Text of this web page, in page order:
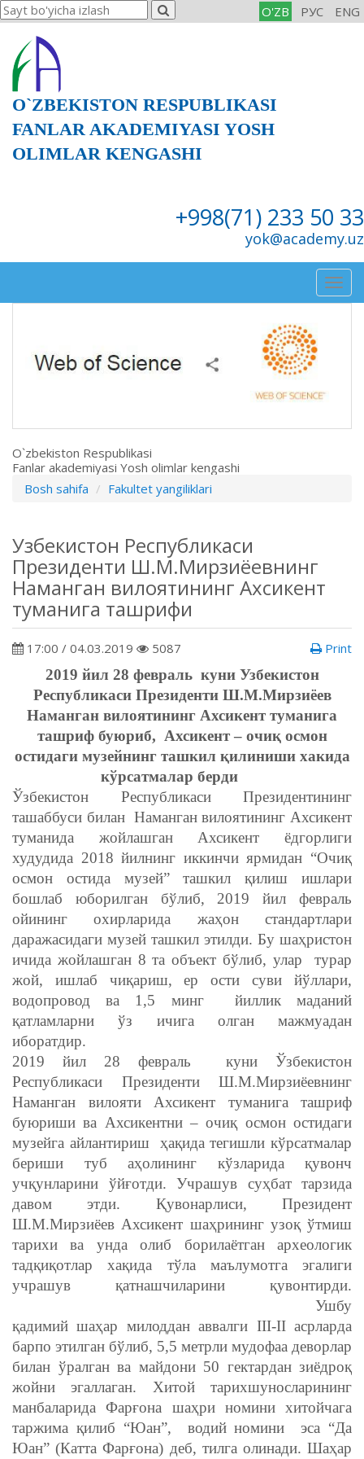
O'ZB РУС ENG
O`ZBEKISTON RESPUBLIKASI
FANLAR AKADEMIYASI YOSH
OLIMLAR KENGASHI
+998(71) 233 50 33
yok@academy.uz
O`zbekiston Respublikasi
Fanlar akademiyasi Yosh olimlar kengashi
Bosh sahifa
Fakultet yangiliklari
Узбекистон Республикаси
Президенти Ш.М.Мирзиёевнинг
Наманган вилоятининг Ахсикент
туманига ташрифи
17:00 / 04.03.2019 5087 Print
2019 йил 28 февраль куни Узбекистон
Республикаси Президенти Ш.М.Мирзиёев
Наманган вилоятининг Ахсикент туманига
ташриф буюриб, Ахсикент – очиқ осмон
остидаги музейнинг ташкил қилиниши хакида
кўрсатмалар берди
Ўзбекистон Республикаси Президентининг
ташаббуси билан Наманган вилоятининг Ахсикент
туманида жойлашган Ахсикент ёдгорлиги
худудида 2018 йилнинг иккинчи ярмидан “Очиқ
осмон остида музей” ташкил қилиш ишлари
бошлаб юборилган бўлиб, 2019 йил февраль
ойининг охирларида жаҳон стандартлари
даражасидаги музей ташкил этилди. Бу шаҳристон
ичида жойлашган 8 та объект бўлиб, улар турар
жой, ишлаб чиқариш, ер ости суви йўллари,
водопровод ва 1,5 минг йиллик маданий
қатламларни ўз ичига олган мажмуадан
иборатдир.
2019 йил 28 февраль куни Ўзбекистон
Республикаси Президенти Ш.М.Мирзиёевнинг
Наманган вилояти Ахсикент туманига ташриф
буюриши ва Ахсикентни – очиқ осмон остидаги
музейга айлантириш ҳақида тегишли кўрсатмалар
бериши туб аҳолининг кўзларида қувонч
учқунларини ўйғотди. Учрашув суҳбат тарзида
давом этди. Қувонарлиси, Президент
Ш.М.Мирзиёев Ахсикент шаҳрининг узоқ ўтмиш
тарихи ва унда олиб борилаётган археологик
тадқиқотлар хақида тўла маълумотга эгалиги
учрашув қатнашчиларини қувонтирди.
Ушбу
қадимий шаҳар милоддан аввалги III-II асрларда
барпо этилган бўлиб, 5,5 метрли мудофаа деворлар
билан ўралган ва майдони 50 гектардан зиёдроқ
жойни эгаллаган. Хитой тарихшуносларининг
манбаларида Фарғона шаҳри номини хитойчага
таржима қилиб “Юан”, водий номини эса “Да
Юан” (Катта Фарғона) деб, тилга олинади. Шаҳар